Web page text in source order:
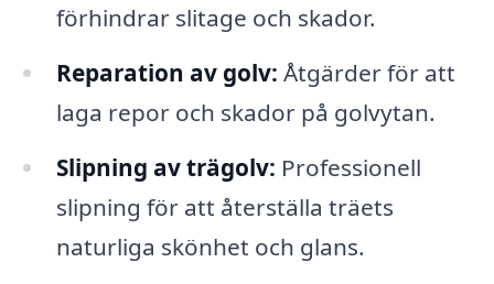
förhindrar slitage och skador.
Reparation av golv: Åtgärder för att
laga repor och skador på golvytan.
Slipning av trägolv: Professionell
slipning för att återställa träets
naturliga skönhet och glans.